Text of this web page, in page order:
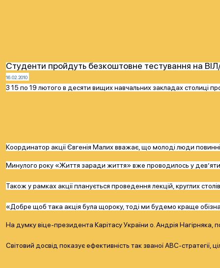
Cтуденти пройдуть безкоштовне тестування на
16.02.2010
З 15 по 19 лютого в десяти вищих навчальних закладах столиці
Координатор акції Євгенія Малих вважає, що молоді люди
Минулого року «Життя заради життя» вже проводилось у дев’яти
Також у рамках акції планується проведення лекцій, круглих
«Добре щоб така акція була щороку, тоді ми будемо краще
На думку віце-президента Карітасу України о. Андрія
Світовий досвід показує ефективність так званої АВС-стратегії,